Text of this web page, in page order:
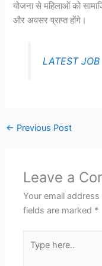
योजना से महिलाओं को
और अवसर प्राप्त होंगे।
LATEST JOB
← Previous Post
Leave a
Your email
fields are marked *
here..